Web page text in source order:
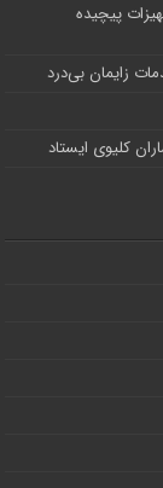
پیچیده
کلیوی ایستاد